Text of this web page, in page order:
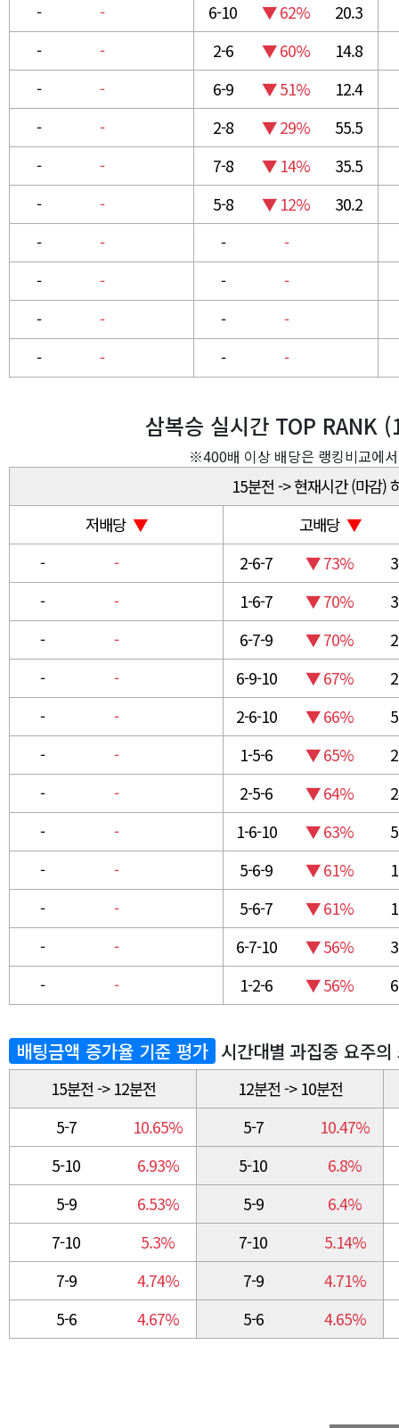
-
- 6-10 ▼ 62%
20.3
-
- 2-6 ▼ 60%
14.8
-
- 6-9 ▼ 51%
12.4
-
- 2-8 ▼ 29%
55.5
-
- 7-8 ▼ 14%
35.5
-
- 5-8 ▼ 12%
30.2
-
- -
-
-
- -
-
-
- -
-
-
- - -
삼복승 실시간 TOP RANK
※400배 이상 배당은 랭킹비교에
15분전 -> 현재시간 (마감)
저배당 ▼ 고배당 ▼
-
- 2-6-7 ▼ 73%
-
- 1-6-7 ▼ 70%
-
- 6-7-9 ▼ 70%
-
- 6-9-10 ▼ 67%
-
- 2-6-10 ▼ 66%
-
- 1-5-6 ▼ 65%
-
- 2-5-6 ▼ 64%
-
- 1-6-10 ▼ 63%
-
- 5-6-9 ▼ 61%
-
- 5-6-7 ▼ 61%
-
- 6-7-10 ▼ 56%
-
- 1-2-6 ▼ 56%
배팅금액 증가율 기준 평가 시간대별 과집중 요주의
15분전 -> 12분전
12분전 -> 10분전
5-7
10.65% 5-7
10.47%
5-10
6.93% 5-10
6.8%
5-9
6.53% 5-9
6.4%
7-10
5.3% 7-10
5.14%
7-9
4.74% 7-9
4.71%
5-6
4.67% 5-6 4.65%